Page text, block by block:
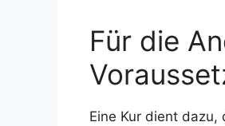
Für die
Eine Kur dient